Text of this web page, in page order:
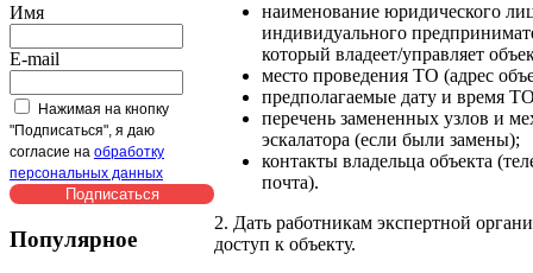
Имя
E-mail
Нажимая на кнопку
"Подписаться", я даю
согласие на обработку
персональных данных
Популярное
наименование юридического
индивидуального
который владеет/управляет
место проведения ТО (адрес
предполагаемые дату и время
перечень замененных узлов и
эскалатора (если были замены);
контакты владельца объекта
почта).
2. Дать работникам экспертной
доступ к объекту.